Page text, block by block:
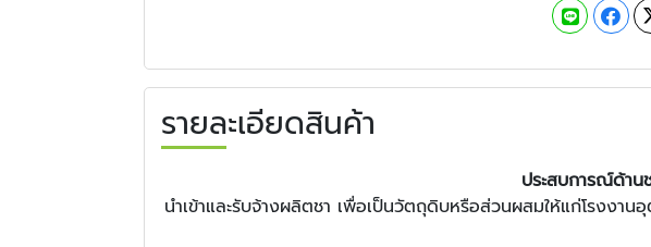
รายละเอียดสินค้า
ประสบการณ์ด้า
นำเข้าและรับจ้างผลิตชา เพื่อเป็นวัตถุดิบหรือส่วนผสมให้แก่โรงงา